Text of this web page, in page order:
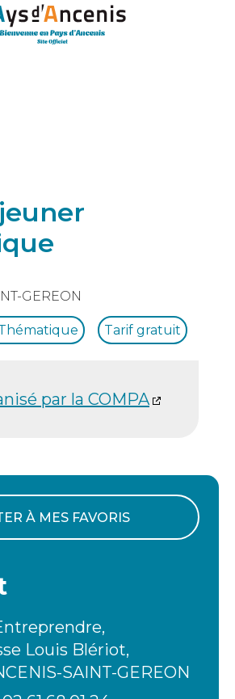
des cookies
GEREON
Tarif gratuit
par la COMPA
À MES FAVORIS
Louis Blériot,
SAINT-GEREON